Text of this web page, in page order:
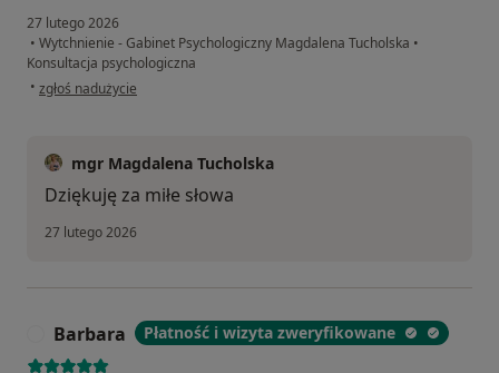
27 lutego 2026
• Wytchnienie - Gabinet Psychologiczny Magdalena Tucholska •
Konsultacja psychologiczna
• w opinii użytkownika Jakub
zgłoś nadużycie
mgr Magdalena Tucholska
Dziękuję za miłe słowa
27 lutego 2026
Barbara Płatność i wizyta zweryfikowane